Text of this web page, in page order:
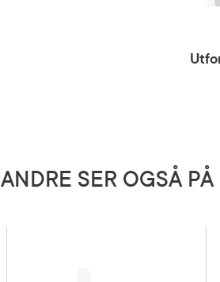
ANDRE SER OGSÅ PÅ